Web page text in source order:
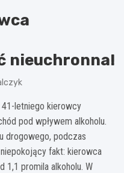
nieuchronna!
41-letniego kierowcy
pod wpływem alkoholu.
drogowego, podczas
fakt: kierowca
1,1 promila alkoholu. W